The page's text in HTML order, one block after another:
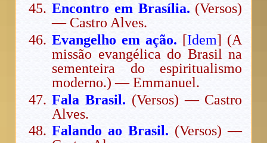
Encontro em Brasília. (Versos)
— Castro Alves.
Evangelho em ação. [Idem] (A
missão evangélica do Brasil na
sementeira do espiritualismo
moderno.) — Emmanuel.
Fala Brasil. (Versos) — Castro
Alves.
Falando ao Brasil. (Versos) —